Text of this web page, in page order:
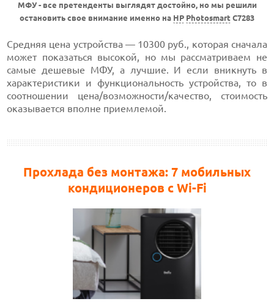
МФУ - все претенденты выглядят достойно, но мы решили
остановить свое внимание именно на HP Photosmart C7283
Средняя цена устройства — 10300 руб., которая сначала
может показаться высокой, но мы рассматриваем не
самые дешевые МФУ, а лучшие. И если вникнуть в
характеристики и функциональность устройства, то в
соотношении цена/возможности/качество, стоимость
оказывается вполне приемлемой.
Прохлада без монтажа: 7 мобильных
кондиционеров с Wi-Fi